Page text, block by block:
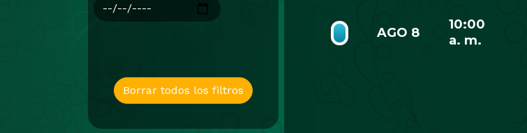
Borrar todos los filtros
AGO 8
10:00
a. m.